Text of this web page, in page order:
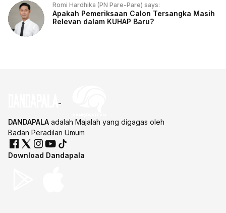
Romi Hardhika (PN Pare-Pare) says:
Apakah Pemeriksaan Calon Tersangka Masih
Relevan dalam KUHAP Baru?
DANDAPALA adalah Majalah yang digagas oleh
Badan Peradilan Umum
Download Dandapala